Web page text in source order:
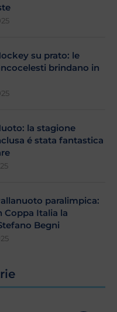
su prato: le
brindano in
la stagione
é stata fantastica
paralimpica:
Coppa Italia la
Begni